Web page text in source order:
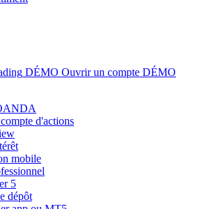
DÉMO Ouvrir un compte DÉMO
d'actions
mobile
5
dépôt